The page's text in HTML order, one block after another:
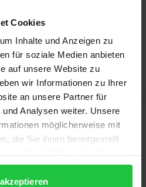
Cookies
Inhalte und Anzeigen zu
für soziale Medien anbieten
auf unsere Website zu
wir Informationen zu Ihrer
an unsere Partner für
Analysen weiter. Unsere
möglicherweise mit
die Sie ihnen bereitgestellt
Warenkorb
ist für die Profilierung einer
wie der Germanistik
in einem Land wie